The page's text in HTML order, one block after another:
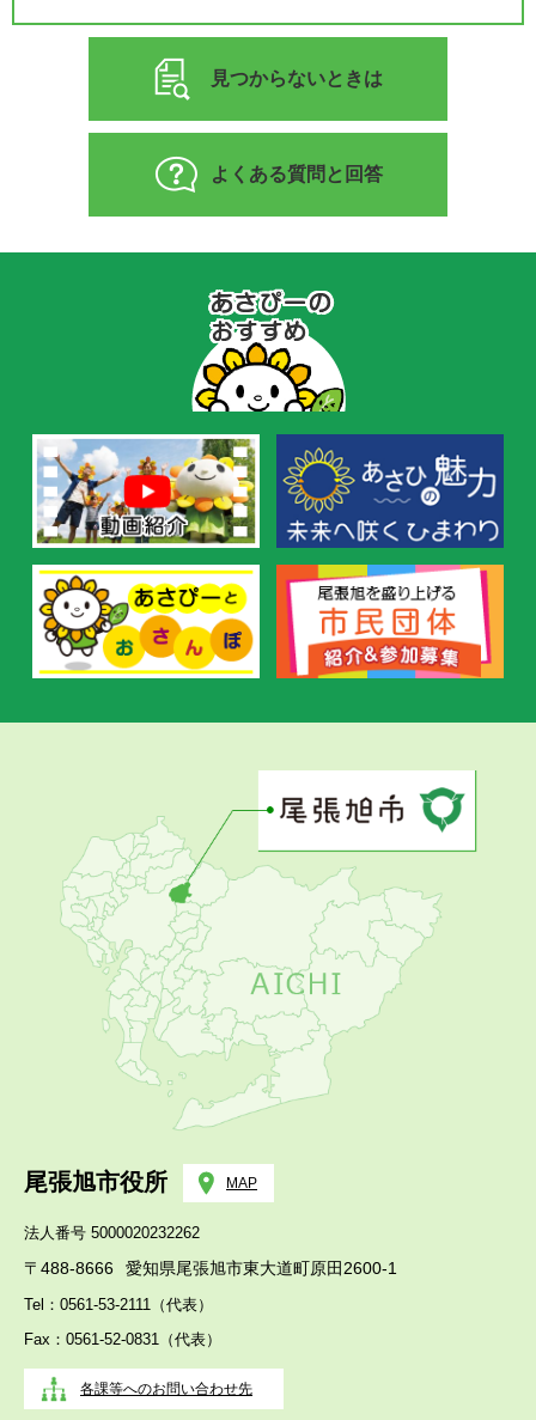
見つからないときは
よくある質問と回答
の
お
す
め
尾張旭市役所 MAP
法人番号 5000020232262
〒488-8666 愛知県尾張旭市東大道町原田2600-1
Tel：0561-53-2111（代表）
Fax：0561-52-0831（代表）
各課等へのお問い合わせ先